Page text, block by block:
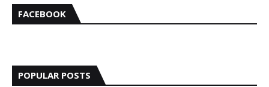
FACEBOOK
POPULAR POSTS